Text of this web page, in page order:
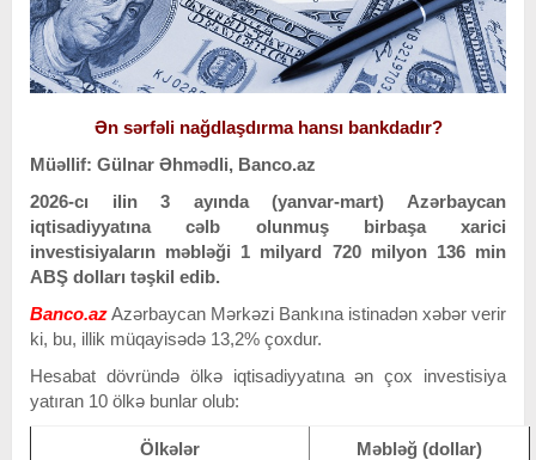
Ən sərfəli nağdlaşdırma hansı bankdadır?
Müəllif: Gülnar Əhmədli, Banco.az
2026-cı ilin 3 ayında (yanvar-mart) Azərbaycan
iqtisadiyyatına cəlb olunmuş birbaşa xarici
investisiyaların məbləği 1 milyard 720 milyon 136 min
ABŞ dolları təşkil edib.
Banco.azAzərbaycan Mərkəzi Bankına istinadən xəbər verir
ki, bu, illik müqayisədə 13,2% çoxdur.
Hesabat dövründə ölkə iqtisadiyyatına ən çox investisiya
yatıran 10 ölkə bunlar olub:
Ölkələr Məbləğ (dollar)